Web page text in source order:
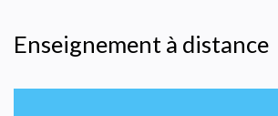
Enseignement à distance